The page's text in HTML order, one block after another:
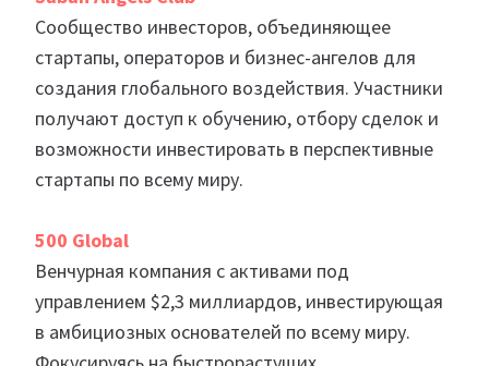
Сообщество инвесторов, объединяющее
стартапы, операторов и бизнес-ангелов для
создания глобального воздействия. Участники
получают доступ к обучению, отбору сделок и
возможности инвестировать в перспективные
стартапы по всему миру.
500 Global
Венчурная компания с активами под
управлением $2,3 миллиардов, инвестирующая
в амбициозных основателей по всему миру.